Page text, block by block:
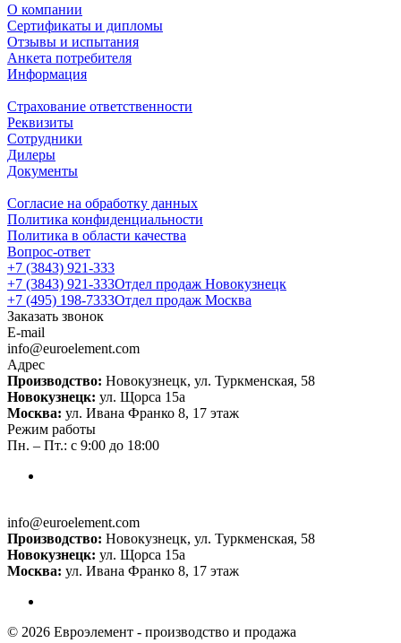
О компании
Сертификаты и дипломы
Отзывы и испытания
Анкета потребителя
Информация
Страхование ответственности
Реквизиты
Сотрудники
Дилеры
Документы
Согласие на обработку данных
Политика конфиденциальности
Политика в области качества
Вопрос-ответ
+7 (3843) 921-333
+7 (3843) 921-333Отдел продаж Новокузнецк
+7 (495) 198-7333Отдел продаж Москва
Заказать звонок
E-mail
info@euroelement.com
Адрес
Производство: Новокузнецк, ул. Туркменская, 58
Новокузнецк: ул. Щорса 15а
Москва: ул. Ивана Франко 8, 17 этаж
Режим работы
Пн. – Пт.: с 9:00 до 18:00
info@euroelement.com
Производство: Новокузнецк, ул. Туркменская, 58
Новокузнецк: ул. Щорса 15а
Москва: ул. Ивана Франко 8, 17 этаж
© 2026 Евроэлемент - производство и продажа